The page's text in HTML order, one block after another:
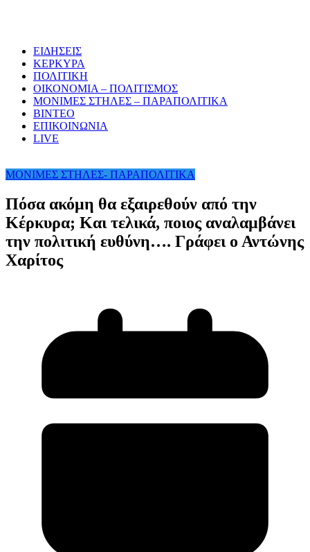
ΕΙΔΗΣΕΙΣ
ΚΕΡΚΥΡΑ
ΠΟΛΙΤΙΚΗ
ΟΙΚΟΝΟΜΙΑ – ΠΟΛΙΤΙΣΜΟΣ
ΜΟΝΙΜΕΣ ΣΤΗΛΕΣ – ΠΑΡΑΠΟΛΙΤΙΚΑ
ΒΙΝΤΕΟ
ΕΠΙΚΟΙΝΩΝΙΑ
LIVE
ΜΟΝΙΜΕΣ ΣΤΗΛΕΣ- ΠΑΡΑΠΟΛΙΤΙΚΑ
Πόσα ακόμη θα εξαιρεθούν από την
Κέρκυρα; Και τελικά, ποιος αναλαμβάνει
την πολιτική ευθύνη…. Γράφει ο Αντώνης
Χαρίτος